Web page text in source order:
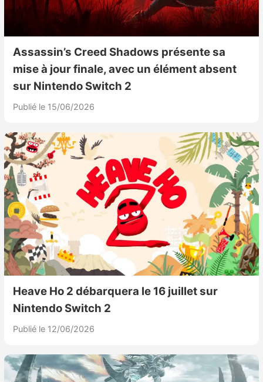
Assassin’s Creed Shadows présente sa
mise à jour finale, avec un élément absent
sur Nintendo Switch 2
Publié le 15/06/2026
Heave Ho 2 débarquera le 16 juillet sur
Nintendo Switch 2
Publié le 12/06/2026